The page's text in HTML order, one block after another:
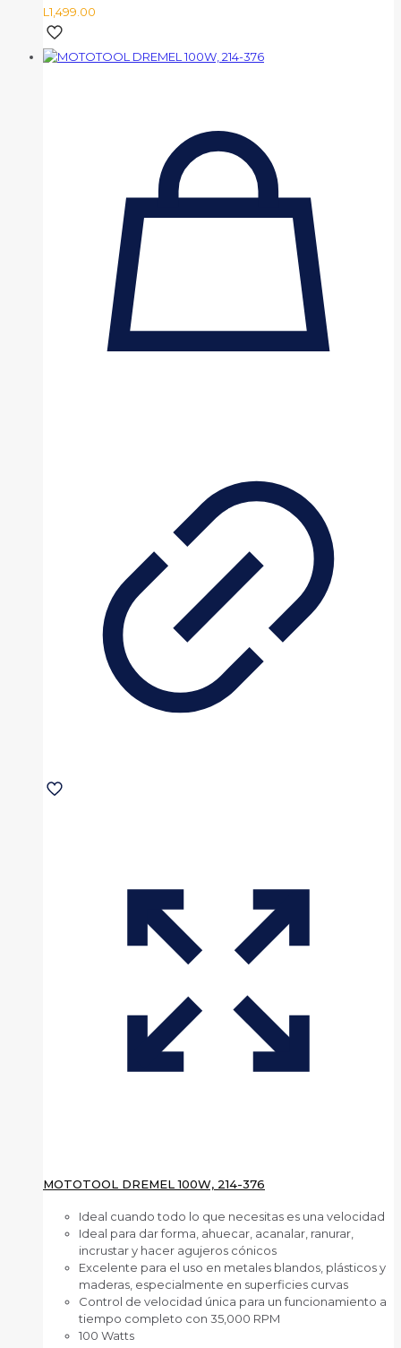
L1,499.00
MOTOTOOL DREMEL 100W, 214-376
Ideal cuando todo lo que necesitas es una velocidad
Ideal para dar forma, ahuecar, acanalar, ranurar,
incrustar y hacer agujeros cónicos
Excelente para el uso en metales blandos, plásticos y
maderas, especialmente en superficies curvas
Control de velocidad única para un funcionamiento a
tiempo completo con 35,000 RPM
100 Watts